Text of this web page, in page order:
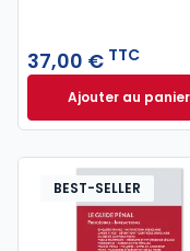
37,00 € TTC
Ajouter au panier
Code
BEST-SELLER